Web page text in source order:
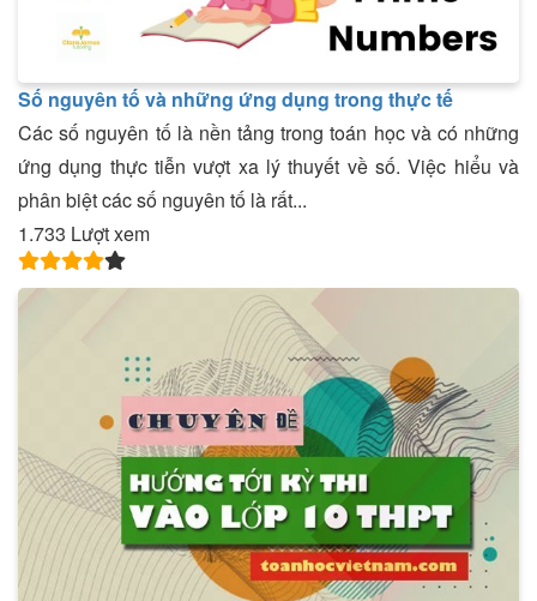
Số nguyên tố và những ứng dụng trong thực tế
Các số nguyên tố là nền tảng trong toán học và có những
ứng dụng thực tiễn vượt xa lý thuyết về số. Việc hiểu và
phân biệt các số nguyên tố là rất...
1.733 Lượt xem